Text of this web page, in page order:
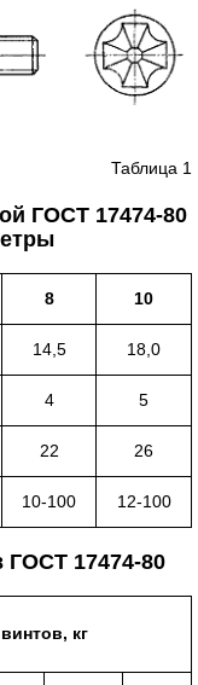
Таблица 1
ГОСТ 17474-80
8 10
14,5 18,0
4 5
22 26
10-100 12-100
ГОСТ 17474-80
кг